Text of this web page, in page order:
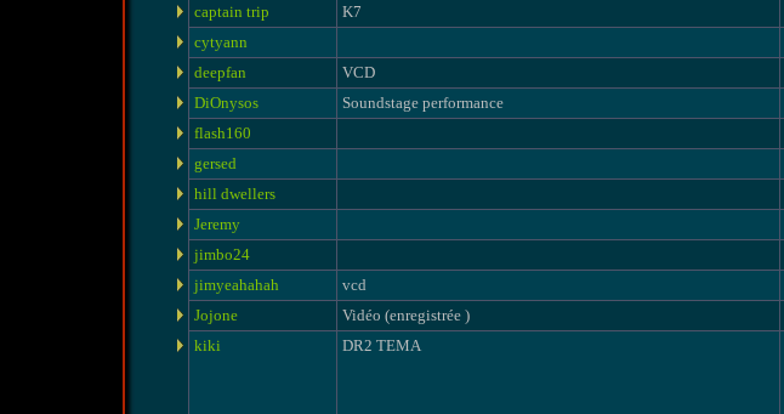
captain trip
K7
cytyann
deepfan
VCD
DiOnysos
Soundstage performance
flash160
gersed
hill dwellers
Jeremy
jimbo24
jimyeahahah
vcd
Jojone
Vidéo (enregistrée )
kiki
DR2 TEMA